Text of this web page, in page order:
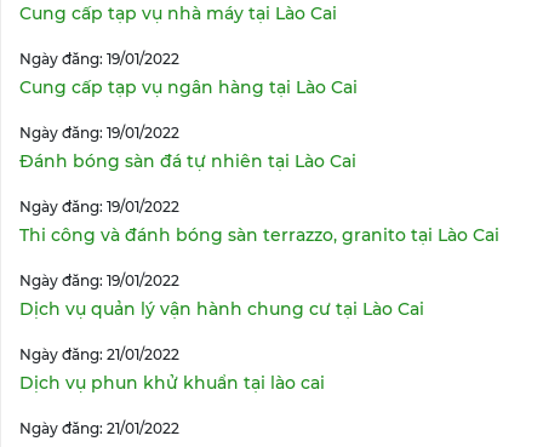
Cung cấp tạp vụ nhà máy tại Lào Cai
Ngày đăng: 19/01/2022
Cung cấp tạp vụ ngân hàng tại Lào Cai
Ngày đăng: 19/01/2022
Đánh bóng sàn đá tự nhiên tại Lào Cai
Ngày đăng: 19/01/2022
Thi công và đánh bóng sàn terrazzo, granito tại Lào Cai
Ngày đăng: 19/01/2022
Dịch vụ quản lý vận hành chung cư tại Lào Cai
Ngày đăng: 21/01/2022
Dịch vụ phun khử khuẩn tại lào cai
Ngày đăng: 21/01/2022